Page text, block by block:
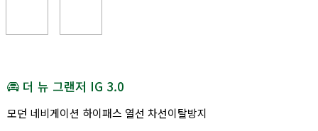
더 뉴 그랜저 IG 3.0
모던 네비게이션 하이패스 열선 차선이탈방지